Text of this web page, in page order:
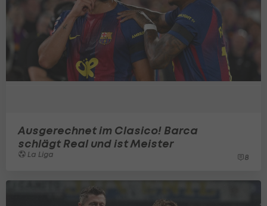
Ausgerechnet im Clasico! Barca
schlägt Real und ist Meister
La Liga 8